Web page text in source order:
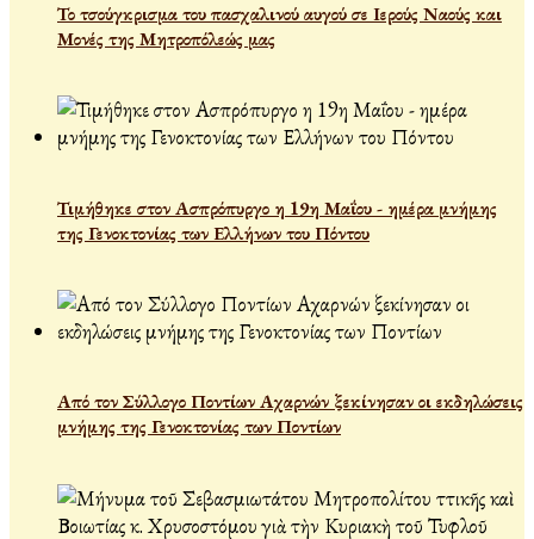
Το τσούγκρισμα του πασχαλινού αυγού σε Ιερούς Ναούς και
Μονές της Μητροπόλεώς μας
Τιμήθηκε στον Ασπρόπυργο η 19η Μαΐου - ημέρα μνήμης
της Γενοκτονίας των Ελλήνων του Πόντου
Από τον Σύλλογο Ποντίων Αχαρνών ξεκίνησαν οι εκδηλώσεις
μνήμης της Γενοκτονίας των Ποντίων